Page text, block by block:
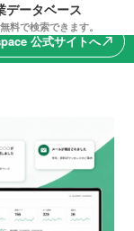
データベース
料で検索できます。
公式サイトへnorth_east